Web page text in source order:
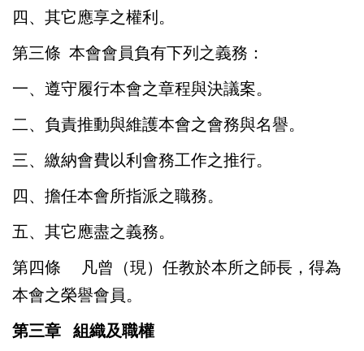
四、其它應享之權利。
第三條 本會會員負有下列之義務：
一、遵守履行本會之章程與決議案。
二、負責推動與維護本會之會務與名譽。
三、繳納會費以利會務工作之推行。
四、擔任本會所指派之職務。
五、其它應盡之義務。
第四條 凡曾（現）任教於本所之師長，得為
本會之榮譽會員。
第三章 組織及職權